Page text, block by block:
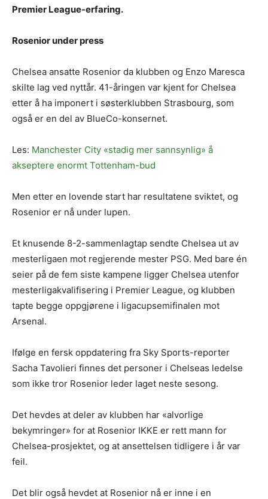
Premier League-erfaring.
Rosenior under press
Chelsea ansatte Rosenior da klubben og Enzo Maresca
skilte lag ved nyttår. 41-åringen var kjent for Chelsea
etter å ha imponert i søsterklubben Strasbourg, som
også er en del av BlueCo-konsernet.
Les: Manchester City «stadig mer sannsynlig» å
akseptere enormt Tottenham-bud
Men etter en lovende start har resultatene sviktet, og
Rosenior er nå under lupen.
Et knusende 8-2-sammenlagtap sendte Chelsea ut av
mesterligaen mot regjerende mester PSG. Med bare én
seier på de fem siste kampene ligger Chelsea utenfor
mesterligakvalifisering i Premier League, og klubben
tapte begge oppgjørene i ligacupsemifinalen mot
Arsenal.
Ifølge en fersk oppdatering fra Sky Sports-reporter
Sacha Tavolieri finnes det personer i Chelseas ledelse
som ikke tror Rosenior leder laget neste sesong.
Det hevdes at deler av klubben har «alvorlige
bekymringer» for at Rosenior IKKE er rett mann for
Chelsea-prosjektet, og at ansettelsen tidligere i år var
feil.
Det blir også hevdet at Rosenior nå er inne i en